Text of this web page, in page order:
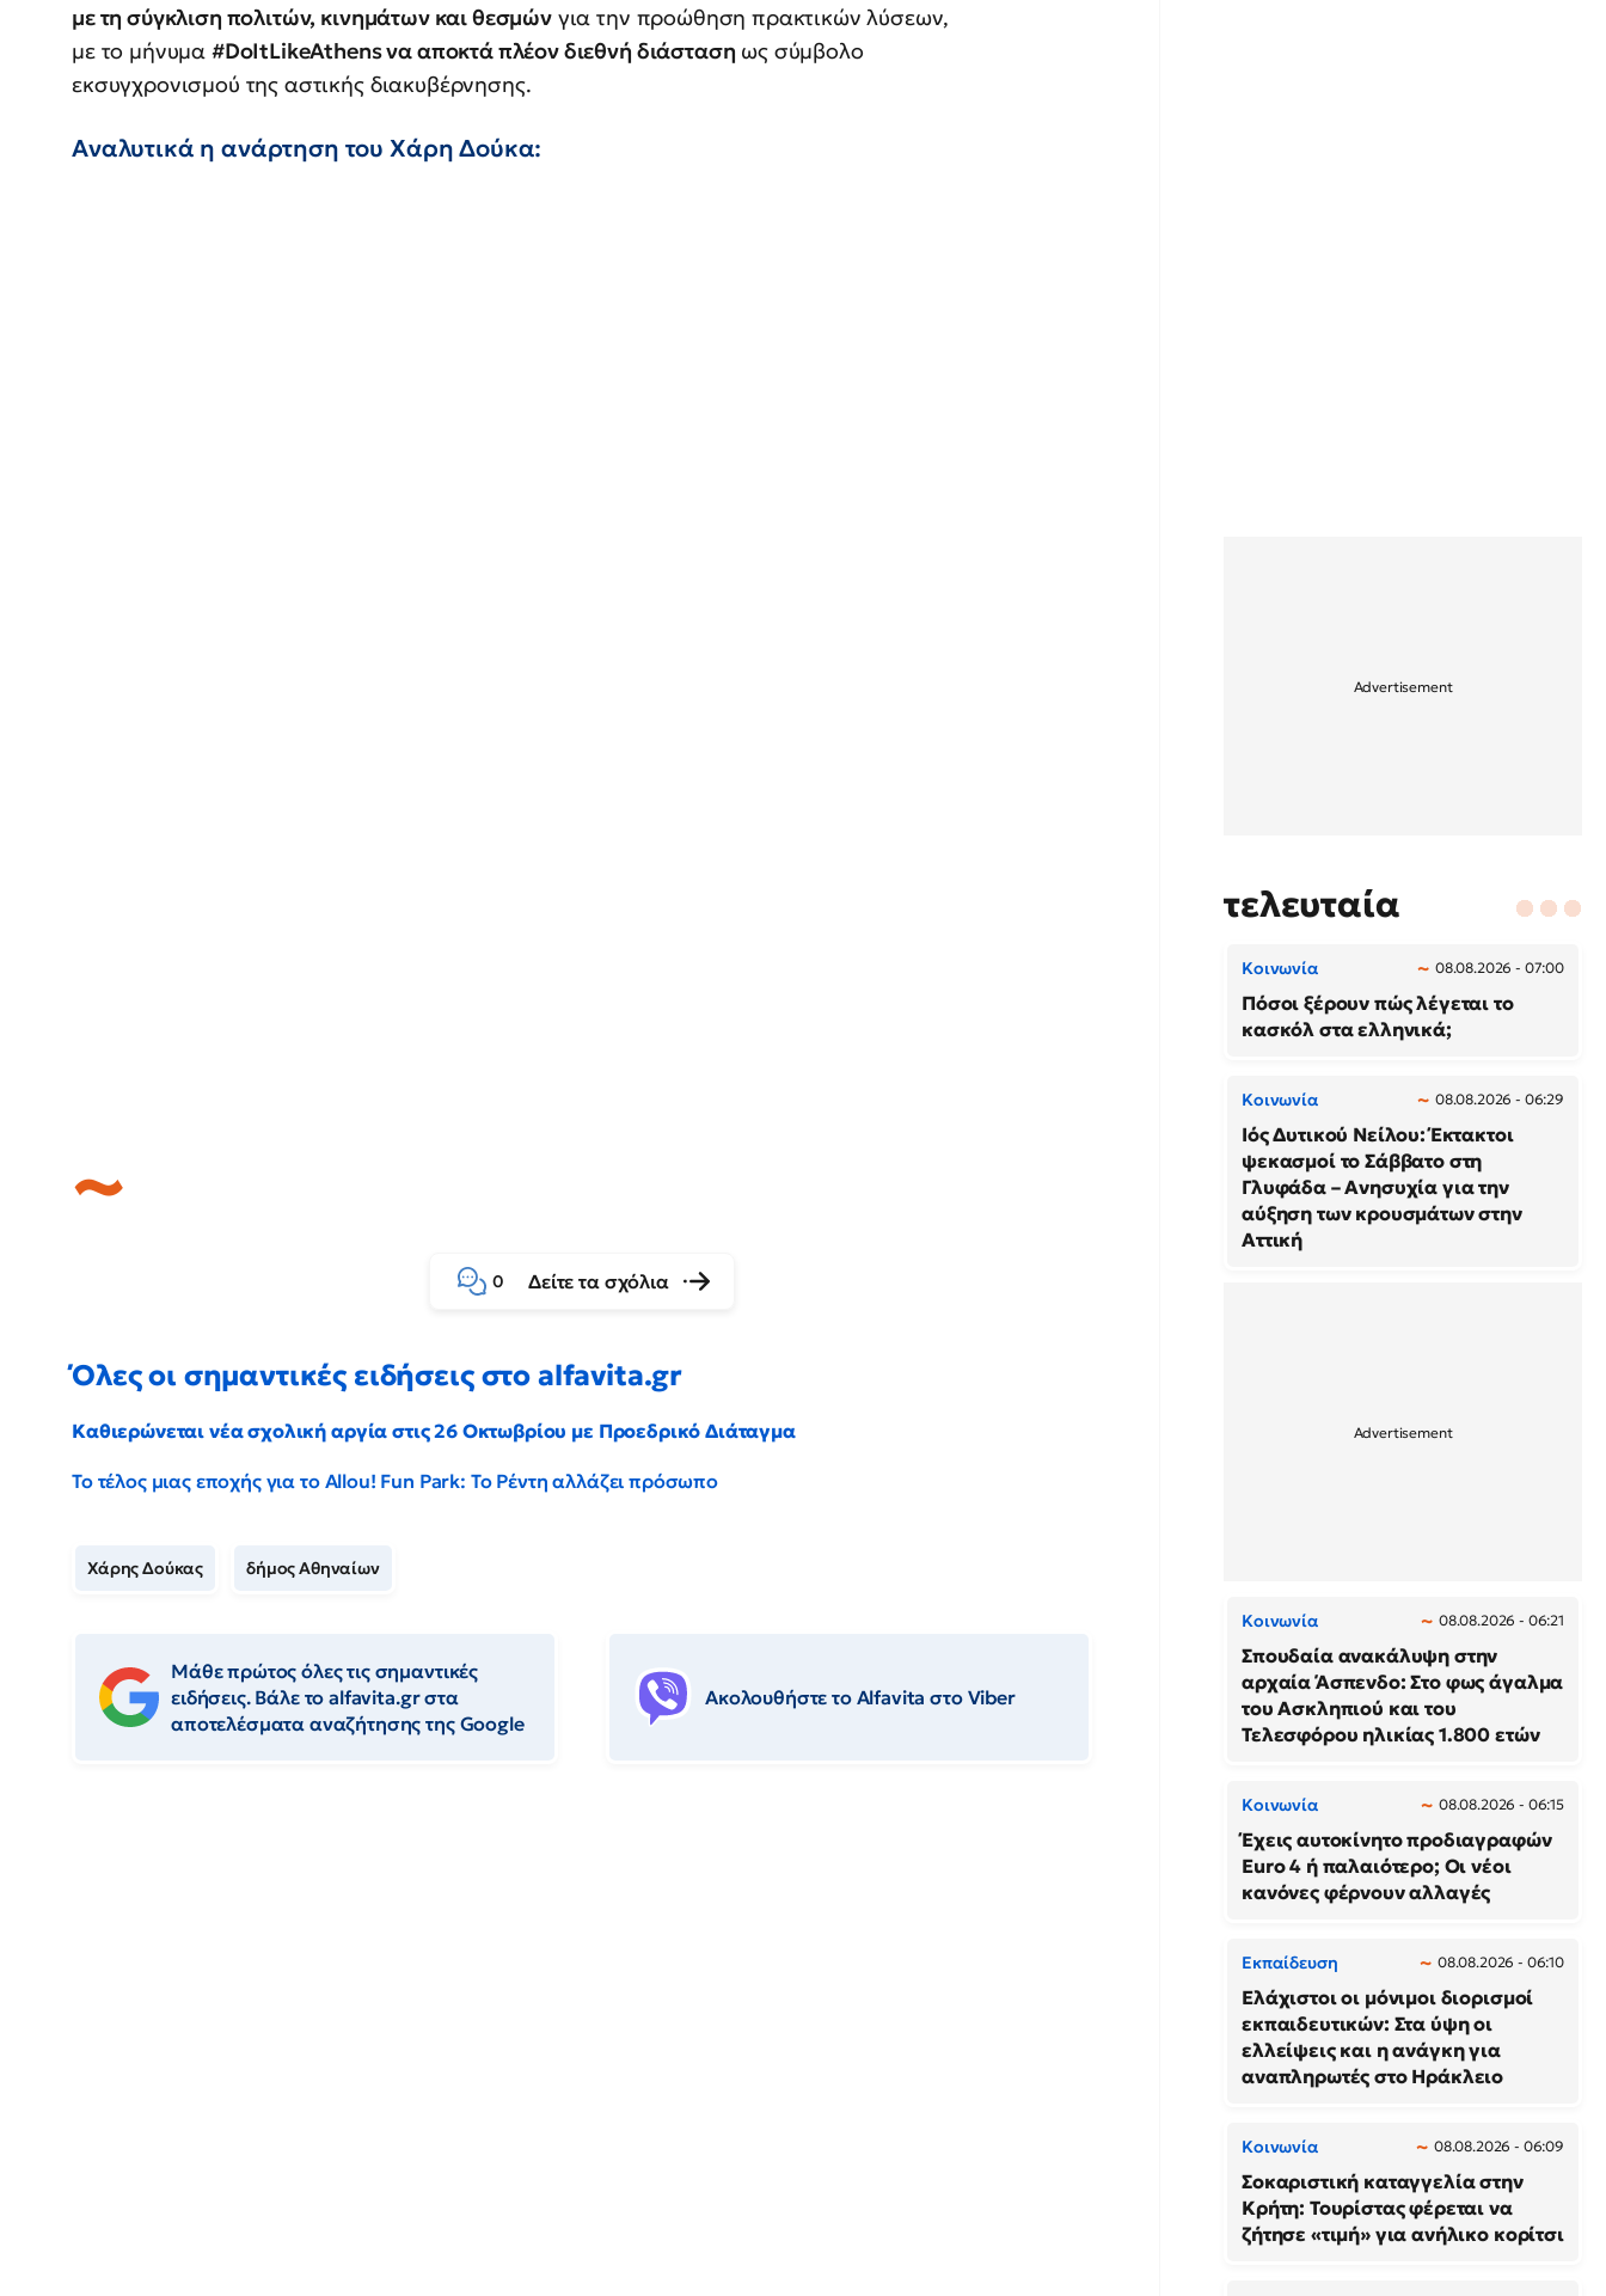
με τη σύγκλιση πολιτών, κινημάτων και θεσμώνγια την προώθηση πρακτικών λύσεων,
με το μήνυμα #DoItLikeAthens να αποκτά πλέον διεθνή διάσταση ως σύμβολο
εκσυγχρονισμού της αστικής διακυβέρνησης.
Αναλυτικά η ανάρτηση του Χάρη Δούκα:
0 Δείτε τα σχόλια
Όλες οι σημαντικές ειδήσεις στο alfavita.gr
Καθιερώνεται νέα σχολική αργία στις 26 Οκτωβρίου με Προεδρικό Διάταγμα
Το τέλος μιας εποχής για το Allou! Fun Park: Το Ρέντη αλλάζει πρόσωπο
Χάρης Δούκας δήμος Αθηναίων
Μάθε πρώτος όλες τις σημαντικές
ειδήσεις. Βάλε το alfavita.gr στα
αποτελέσματα αναζήτησης της Google
Ακολουθήστε το Αlfavita στο Viber
τελευταία
Κοινωνία 08.08.2026 - 07:00
Πόσοι ξέρουν πώς λέγεται το
κασκόλ στα ελληνικά;
Κοινωνία 08.08.2026 - 06:29
Ιός Δυτικού Νείλου: Έκτακτοι
ψεκασμοί το Σάββατο στη
Γλυφάδα – Ανησυχία για την
αύξηση των κρουσμάτων στην
Αττική
Κοινωνία 08.08.2026 - 06:21
Σπουδαία ανακάλυψη στην
αρχαία Άσπενδο: Στο φως άγαλμα
του Ασκληπιού και του
Τελεσφόρου ηλικίας 1.800 ετών
Κοινωνία 08.08.2026 - 06:15
Έχεις αυτοκίνητο προδιαγραφών
Euro 4 ή παλαιότερο; Οι νέοι
κανόνες φέρνουν αλλαγές
Εκπαίδευση 08.08.2026 - 06:10
Ελάχιστοι οι μόνιμοι διορισμοί
εκπαιδευτικών: Στα ύψη οι
ελλείψεις και η ανάγκη για
αναπληρωτές στο Ηράκλειο
Κοινωνία 08.08.2026 - 06:09
Σοκαριστική καταγγελία στην
Κρήτη: Τουρίστας φέρεται να
ζήτησε «τιμή» για ανήλικο κορίτσι